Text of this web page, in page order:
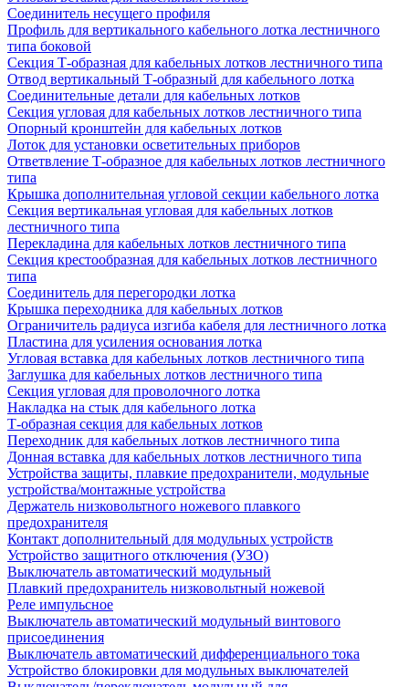
Соединитель несущего профиля
Профиль для вертикального кабельного лотка лестничного
типа боковой
Секция Т-образная для кабельных лотков лестничного типа
Отвод вертикальный Т-образный для кабельного лотка
Соединительные детали для кабельных лотков
Секция угловая для кабельных лотков лестничного типа
Опорный кронштейн для кабельных лотков
Лоток для установки осветительных приборов
Ответвление Т-образное для кабельных лотков лестничного
типа
Крышка дополнительная угловой секции кабельного лотка
Секция вертикальная угловая для кабельных лотков
лестничного типа
Перекладина для кабельных лотков лестничного типа
Секция крестообразная для кабельных лотков лестничного
типа
Соединитель для перегородки лотка
Крышка переходника для кабельных лотков
Ограничитель радиуса изгиба кабеля для лестничного лотка
Пластина для усиления основания лотка
Угловая вставка для кабельных лотков лестничного типа
Заглушка для кабельных лотков лестничного типа
Секция угловая для проволочного лотка
Накладка на стык для кабельного лотка
Т-образная секция для кабельных лотков
Переходник для кабельных лотков лестничного типа
Донная вставка для кабельных лотков лестничного типа
Устройства защиты, плавкие предохранители, модульные
устройства/монтажные устройства
Держатель низковольтного ножевого плавкого
предохранителя
Контакт дополнительный для модульных устройств
Устройство защитного отключения (УЗО)
Выключатель автоматический модульный
Плавкий предохранитель низковольтный ножевой
Реле импульсное
Выключатель автоматический модульный винтового
присоединения
Выключатель автоматический дифференциального тока
Устройство блокировки для модульных выключателей